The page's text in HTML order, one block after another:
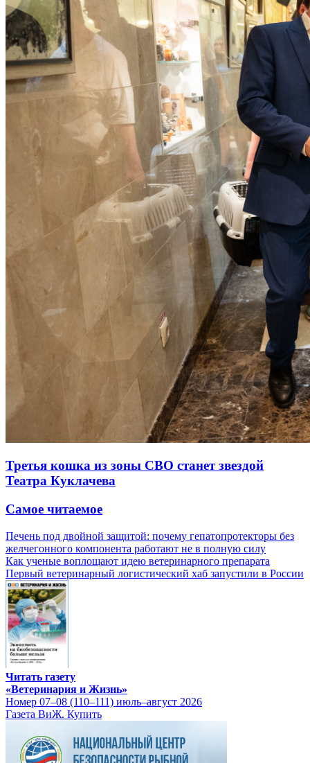
Третья кошка из зоны СВО станет звездой
Театра Куклачева
Самое читаемое
Печень под двойной защитой: почему гепатопротекторы без
желчегонного компонента работают не в полную силу
Как ученые воплощают идею ветеринарного препарата
Первый ветеринарный логистический хаб запустили в России
Читать газету
«Ветеринария и Жизнь»
Номер 07–08 (110–111) июль–август 2026
Газета ВиЖ. Купить